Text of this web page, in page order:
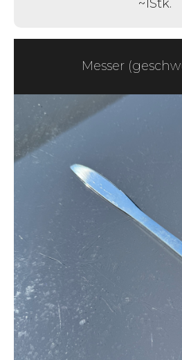
~ Stk.
Messer